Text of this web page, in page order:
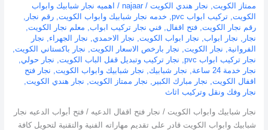
ممتاز الكويت, نجار هندي الكويت/
najaar
/ اهميه نجار شبابيك وابواب
الكويت, تركيب ابواب pvc , خدمه نجار شبابيك وابواب الكويت, رقم نجار
رقم نجار الكويت, فتح اقفال فني نجار تركيب ابواب, معلم نجار الكويت,
نجار
نجار ابواب, نجار ابواب الكويت, نجار الاحمدي نجار الجهراء
نجار
الفروانية
نجار الكويت, نجار بارخص الاسعار الكويت, نجار باكستاني الكويت,
نجار تركيب ابواب pvc
, نجار تركيب وتبديل قفل الباب الكويت, نجار حولي
نجار خدمة 24 ساعة
نجار شبابيك نجار شبابيك وابواب الكويت, نجار فتح
اقفال الكويت, نجار مبارك الكبير نجار ممتاز الكويت, نجار هندي الكويت,
نجار وفك ونقل وتركيب اثاث
نجار شبابيك وابواب الكويت / نجار فتح اقفال الدعيه / فتح أبواب الدعيه نجار
شبابيك وابواب الكويت قادر على تقديم مهاراته الفنية والتقنية لتحويل كافة